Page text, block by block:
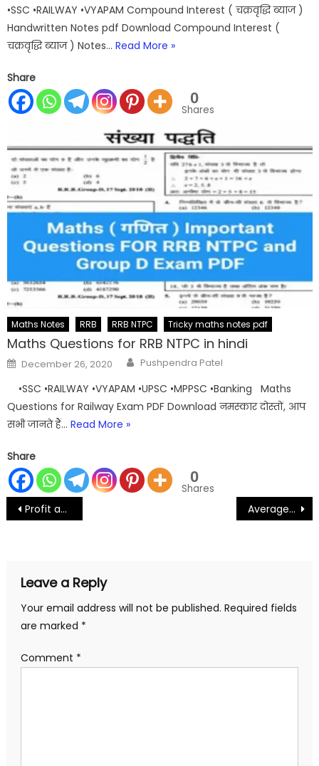
•SSC •RAILWAY •VYAPAM Compound Interest ( चक्रवृद्धि ब्याज )
Handwritten Notes pdf Download Compound Interest (
चक्रवृद्धि ब्याज ) Notes…Read More »
Share
0
Shares
Maths Notes RRB RRB NTPC Tricky maths notes pdf
Maths Questions for RRB NTPC in hindi
Posted
on
December 26, 2020 Author
Pushpendra Patel
•SSC •RAILWAY •VYAPAM •UPSC •MPPSC •Banking Maths
Questions for Railway Exam PDF Download नमस्कार दोस्तों, आप
सभी जानते हैं…Read More »
Share
0
Shares
Post
Profit and loss Notes PDF Download |लाभ – हानि Average Notes pdf Download | औसत
Leave a Reply
Your email address will not be published. Required fields
are marked *
Comment *